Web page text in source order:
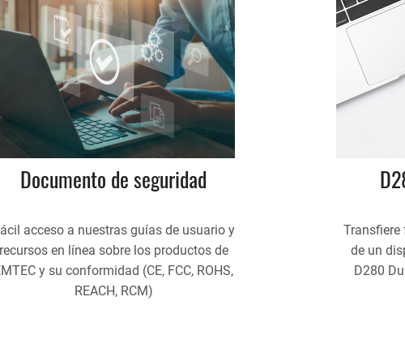
Documento de seguridad
acceso a nuestras guías de usuario y
recursos en línea sobre los productos de
y su conformidad (CE, FCC, ROHS,
REACH, RCM)
de un
D280